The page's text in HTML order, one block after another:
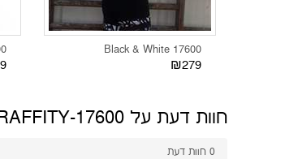
Black & White 17600
₪279
חוות דעת על 17600-GRAFFITY
0 חוות דעת